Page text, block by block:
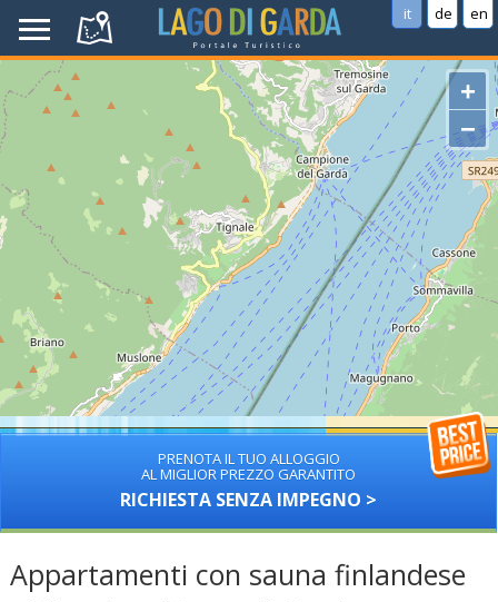
it de en
+
−
PRENOTA IL TUO ALLOGGIO
AL MIGLIOR PREZZO GARANTITO
RICHIESTA SENZA IMPEGNO >
Appartamenti con sauna finlandese